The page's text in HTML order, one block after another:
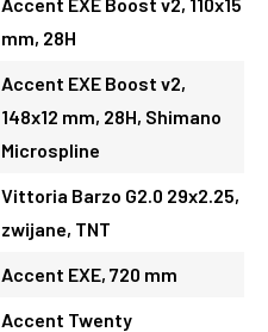
mm, 28H
Accent EXE Boost v2,
148x12 mm, 28H, Shimano
Microspline
Vittoria Barzo G2.0 29x2.25,
zwijane, TNT
Accent EXE, 720 mm
Accent Twenty